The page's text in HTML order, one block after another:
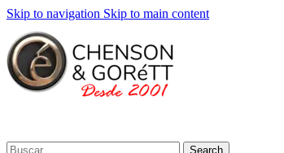
Skip to navigation Skip to main content
Search